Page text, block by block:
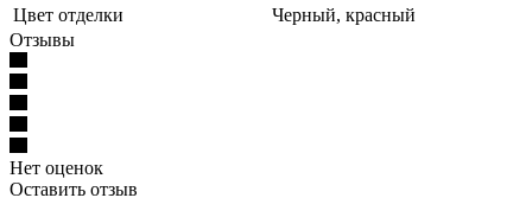
Цвет отделки
Черный, красный
Отзывы
Нет оценок
Оставить отзыв